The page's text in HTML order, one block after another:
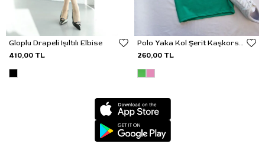
Gloplu Drapeli Işıltılı Elbise
410,00 TL
Polo Yaka Kol Şerit Kaşkorse Elbise
260,00 TL